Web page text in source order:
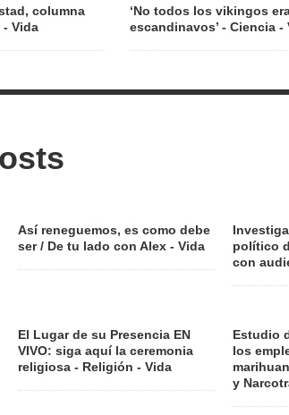
columna
- Vida
‘No todos los vikingos
escandinavos’ - Ciencia -
Así reneguemos, es como debe
ser / De tu lado con Alex - Vida
político
con
El Lugar de su Presencia EN
VIVO: siga aquí la ceremonia
religiosa - Religión - Vida
Estudio
los
y